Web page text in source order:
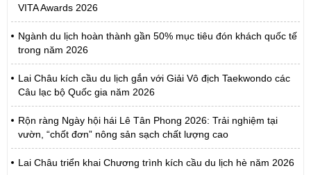
VITA Awards 2026
Ngành du lịch hoàn thành gần 50% mục tiêu đón khách quốc tế
trong năm 2026
Lai Châu kích cầu du lịch gắn với Giải Vô địch Taekwondo các
Câu lạc bộ Quốc gia năm 2026
Rộn ràng Ngày hội hái Lê Tân Phong 2026: Trải nghiệm tại
vườn, “chốt đơn” nông sản sạch chất lượng cao
Lai Châu triển khai Chương trình kích cầu du lịch hè năm 2026